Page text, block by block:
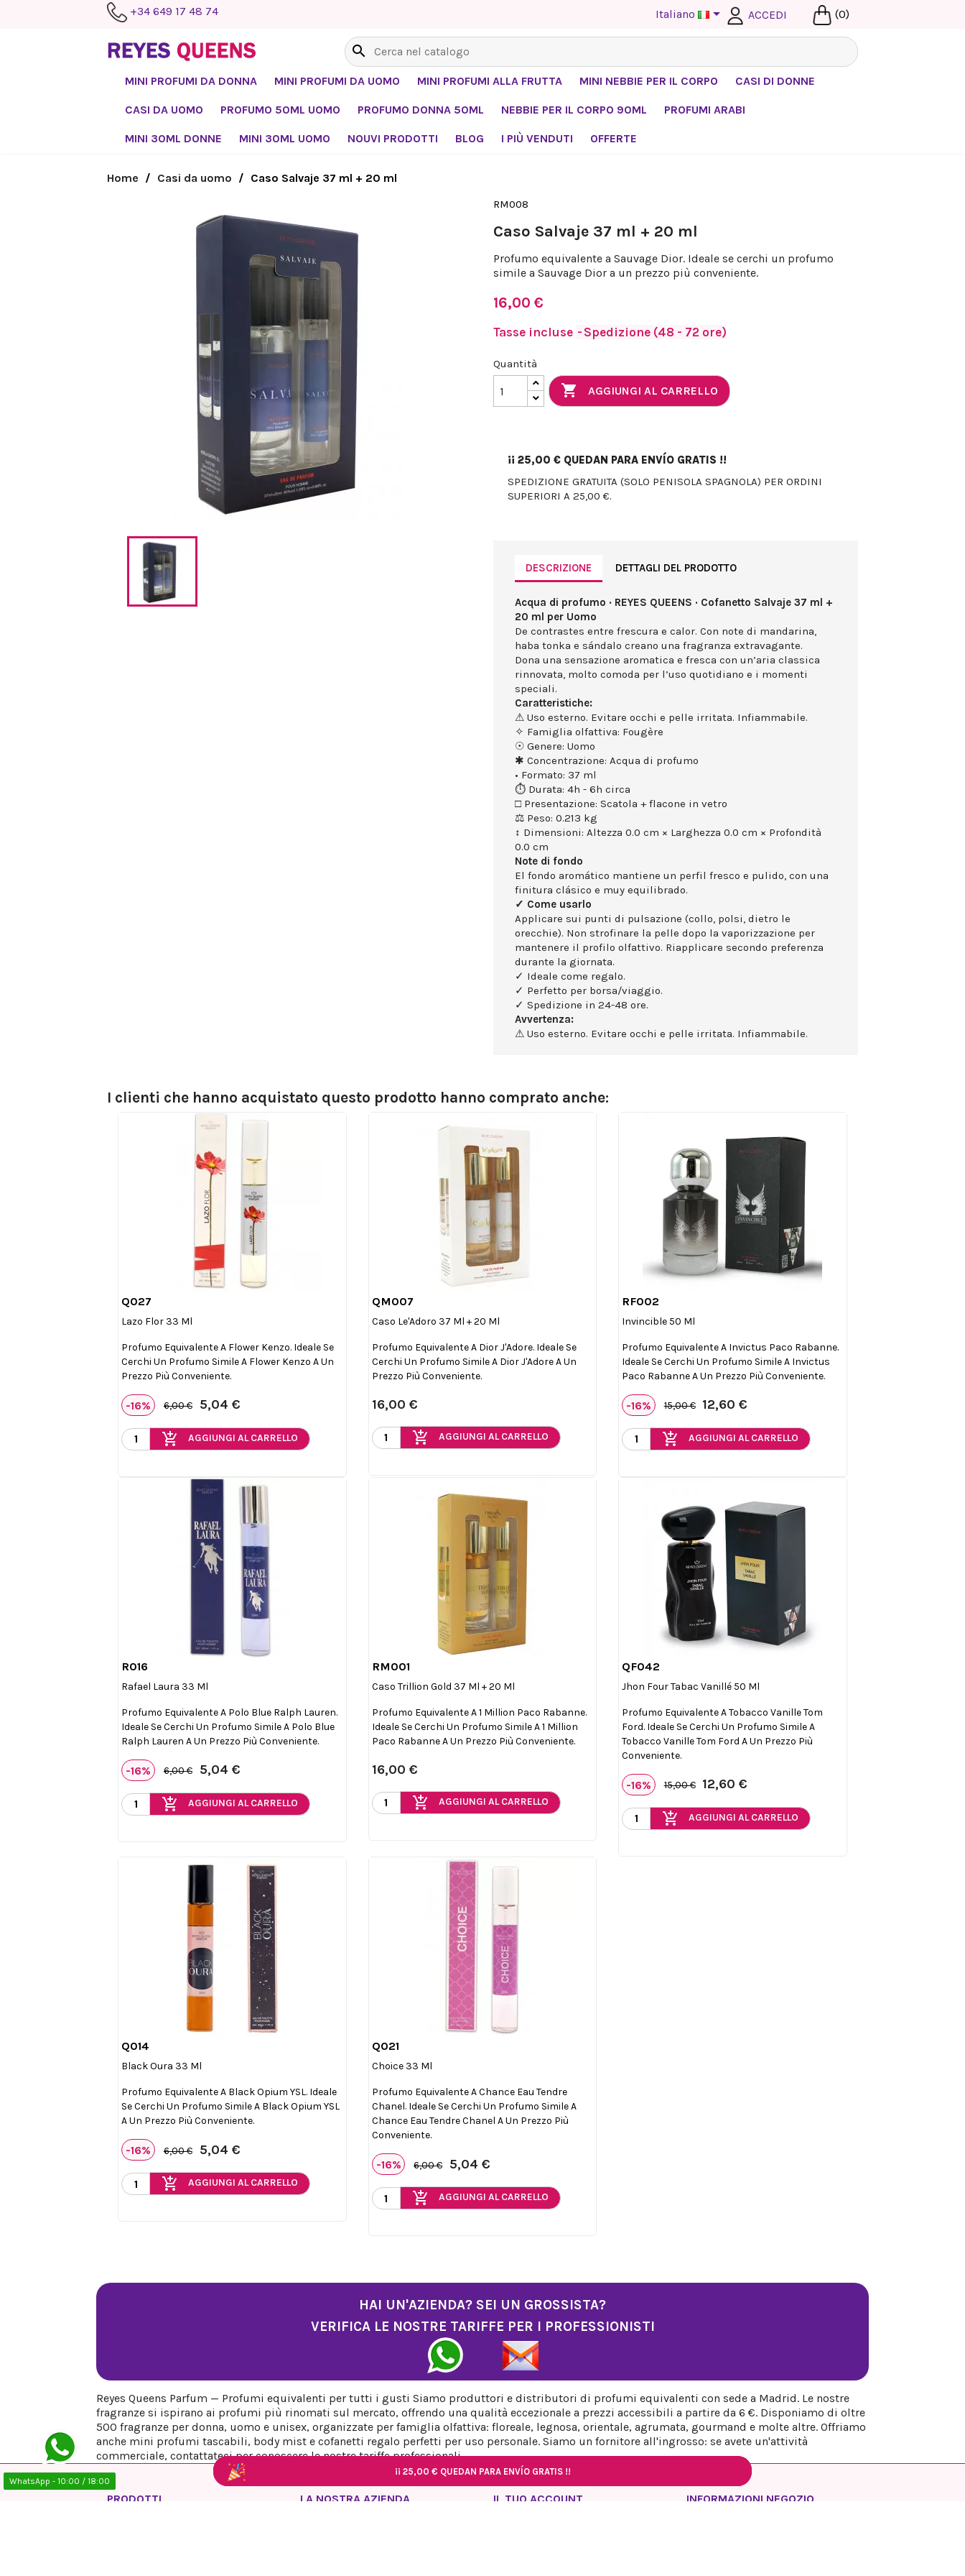
+34 649 17 48 74 Italiano  ACCEDI (0)
search
¡¡ 25,00 € QUEDAN PARA ENVÍO GRATIS !!
MINI PROFUMI DA DONNA MINI PROFUMI DA UOMO MINI PROFUMI ALLA FRUTTA MINI NEBBIE PER IL CORPO CASI DI DONNE
CASI DA UOMO PROFUMO 50ML UOMO PROFUMO DONNA 50ML NEBBIE PER IL CORPO 90ML PROFUMI ARABI
MINI 30ML DONNE MINI 30ML UOMO NOUVI PRODOTTI BLOG I PIÙ VENDUTI OFFERTE
¡¡ 25,00 € QUEDAN PARA ENVÍO GRATIS !!
Home Casi da uomo Caso Salvaje 37 ml + 20 ml
RM008
Caso Salvaje 37 ml + 20 ml
Profumo equivalente a Sauvage Dior. Ideale se cerchi un profumo
simile a Sauvage Dior a un prezzo più conveniente.
16,00 €
Tasse incluse Spedizione (48 - 72 ore)
Quantità
 AGGIUNGI AL CARRELLO
¡¡ 25,00 € QUEDAN PARA ENVÍO GRATIS !!
SPEDIZIONE GRATUITA (SOLO PENISOLA SPAGNOLA) PER ORDINI
SUPERIORI A 25,00 €.
DESCRIZIONE DETTAGLI DEL PRODOTTO
Acqua di profumo · REYES QUEENS · Cofanetto Salvaje 37 ml +
20 ml per Uomo
De contrastes entre frescura e calor. Con note di mandarina,
haba tonka e sándalo creano una fragranza extravagante.
Dona una sensazione aromatica e fresca con un’aria classica
rinnovata, molto comoda per l’uso quotidiano e i momenti
speciali.
Caratteristiche:
⚠ Uso esterno. Evitare occhi e pelle irritata. Infiammabile.
✧ Famiglia olfattiva: Fougère
☉ Genere: Uomo
✱ Concentrazione: Acqua di profumo
• Formato: 37 ml
⏱ Durata: 4h - 6h circa
□ Presentazione: Scatola + flacone in vetro
⚖ Peso: 0.213 kg
↕ Dimensioni: Altezza 0.0 cm × Larghezza 0.0 cm × Profondità
0.0 cm
Note di fondo
El fondo aromático mantiene un perfil fresco e pulido, con una
finitura clásico e muy equilibrado.
✓ Come usarlo
Applicare sui punti di pulsazione (collo, polsi, dietro le
orecchie). Non strofinare la pelle dopo la vaporizzazione per
mantenere il profilo olfattivo. Riapplicare secondo preferenza
durante la giornata.
✓ Ideale come regalo.
✓ Perfetto per borsa/viaggio.
✓ Spedizione in 24-48 ore.
Avvertenza:
⚠ Uso esterno. Evitare occhi e pelle irritata. Infiammabile.
I clienti che hanno acquistato questo prodotto hanno comprato anche:
Q027
Lazo Flor 33 Ml
Profumo Equivalente A Flower Kenzo. Ideale Se
Cerchi Un Profumo Simile A Flower Kenzo A Un
Prezzo Più Conveniente.
-16% 6,00 € 5,04 €
add_shopping_cart AGGIUNGI AL CARRELLO
QM007
Caso Le'Adoro 37 Ml + 20 Ml
Profumo Equivalente A Dior J'Adore. Ideale Se
Cerchi Un Profumo Simile A Dior J'Adore A Un
Prezzo Più Conveniente.
16,00 €
add_shopping_cart AGGIUNGI AL CARRELLO
RF002
Invincible 50 Ml
Profumo Equivalente A Invictus Paco Rabanne.
Ideale Se Cerchi Un Profumo Simile A Invictus
Paco Rabanne A Un Prezzo Più Conveniente.
-16% 15,00 € 12,60 €
add_shopping_cart AGGIUNGI AL CARRELLO
R016
Rafael Laura 33 Ml
Profumo Equivalente A Polo Blue Ralph Lauren.
Ideale Se Cerchi Un Profumo Simile A Polo Blue
Ralph Lauren A Un Prezzo Più Conveniente.
-16% 6,00 € 5,04 €
add_shopping_cart AGGIUNGI AL CARRELLO
RM001
Caso Trillion Gold 37 Ml + 20 Ml
Profumo Equivalente A 1 Million Paco Rabanne.
Ideale Se Cerchi Un Profumo Simile A 1 Million
Paco Rabanne A Un Prezzo Più Conveniente.
16,00 €
add_shopping_cart AGGIUNGI AL CARRELLO
QF042
Jhon Four Tabac Vanillé 50 Ml
Profumo Equivalente A Tobacco Vanille Tom
Ford. Ideale Se Cerchi Un Profumo Simile A
Tobacco Vanille Tom Ford A Un Prezzo Più
Conveniente.
-16% 15,00 € 12,60 €
add_shopping_cart AGGIUNGI AL CARRELLO
Q014
Black Oura 33 Ml
Profumo Equivalente A Black Opium YSL. Ideale
Se Cerchi Un Profumo Simile A Black Opium YSL
A Un Prezzo Più Conveniente.
-16% 6,00 € 5,04 €
add_shopping_cart AGGIUNGI AL CARRELLO
Q021
Choice 33 Ml
Profumo Equivalente A Chance Eau Tendre
Chanel. Ideale Se Cerchi Un Profumo Simile A
Chance Eau Tendre Chanel A Un Prezzo Più
Conveniente.
-16% 6,00 € 5,04 €
add_shopping_cart AGGIUNGI AL CARRELLO
HAI UN'AZIENDA? SEI UN GROSSISTA?
VERIFICA LE NOSTRE TARIFFE PER I PROFESSIONISTI
Reyes Queens Parfum — Profumi equivalenti per tutti i gusti Siamo produttori e distributori di profumi equivalenti con sede a Madrid. Le nostre
fragranze si ispirano ai profumi più rinomati sul mercato, offrendo una qualità eccezionale a prezzi accessibili a partire da 6 €. Disponiamo di oltre
500 fragranze per donna, uomo e unisex, organizzate per famiglia olfattiva: floreale, legnosa, orientale, agrumata, gourmand e molte altre. Offriamo
anche mini profumi tascabili, body mist e cofanetti regalo perfetti per uso personale. Siamo un fornitore all'ingrosso: se avete un'attività
commerciale, contattateci per conoscere le nostre tariffe professionali.
PRODOTTI LA NOSTRA AZIENDA IL TUO ACCOUNT INFORMAZIONI NEGOZIO
WhatsApp - 10:00 / 18:00
¡¡ 25,00 € QUEDAN PARA ENVÍO GRATIS !!
¡¡ 25,00 € QUEDAN PARA ENVÍO GRATIS !!